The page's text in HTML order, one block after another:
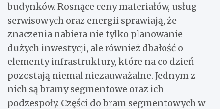
budynków. Rosnące ceny materiałów, usług
serwisowych oraz energii sprawiają, że
znaczenia nabiera nie tylko planowanie
dużych inwestycji, ale również dbałość o
elementy infrastruktury, które na co dzień
pozostają niemal niezauważalne. Jednym z
nich są bramy segmentowe oraz ich
podzespoły. Części do bram segmentowych w